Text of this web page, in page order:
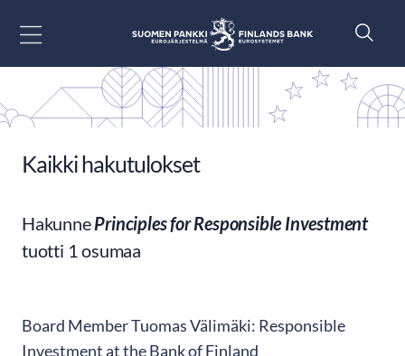
Kaikki hakutulokset
HakunnePrinciples for Responsible Investment
tuotti 1 osumaa
Board Member Tuomas Välimäki: Responsible
Investment at the Bank of Finland